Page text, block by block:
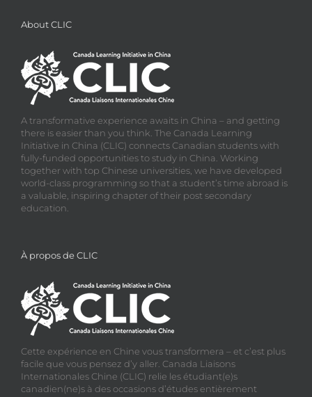
About CLIC
A transformative experience awaits in China – and getting
there is easier than you think. The Canada Learning
Initiative in China (CLIC) connects Canadian students with
fully-funded opportunities to study in China. Working
together with top Chinese universities, we have developed
world-class programming so that a student’s time abroad is
a valuable, inspiring chapter of their post secondary
education.
À propos de CLIC
Cette expérience en Chine vous transformera – et c’est plus
facile que vous pensez d’y aller. Canada Liaisons
Internationales Chine (CLIC) relie les étudiant(e)s
canadien(ne)s à des occasions d’études entièrement